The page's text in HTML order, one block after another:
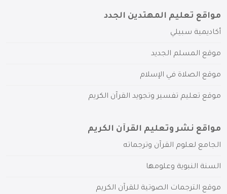
مواقع تعليم المهتدين الجدد
أكاديمية سبيلي
موقع المسلم الجديد
موقع الصلاة في الإسلام
موقع تعليم تفسير وتجويد القرآن الكريم
مواقع نشر وتعليم القرآن الكريم
الجامع لعلوم القرآن وترجماته
السنة النبوية وعلومها
موقع الترجمات الصوتية للقرآن الكريم